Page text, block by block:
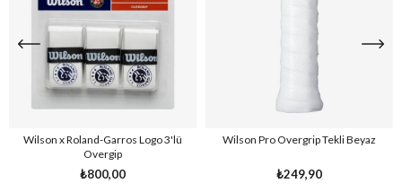
Wilson x Roland-Garros Logo 3'lü
Overgip
₺800,00
Wilson Pro Overgrip Tekli Beyaz
₺249,90